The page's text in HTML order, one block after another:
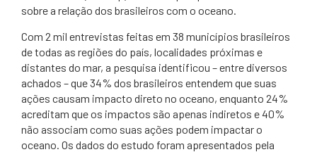
sobre a relação dos brasileiros com o oceano.
Com 2 mil entrevistas feitas em 38 municípios brasileiros
de todas as regiões do país, localidades próximas e
distantes do mar, a pesquisa identificou – entre diversos
achados – que 34% dos brasileiros entendem que suas
ações causam impacto direto no oceano, enquanto 24%
acreditam que os impactos são apenas indiretos e 40%
não associam como suas ações podem impactar o
oceano. Os dados do estudo foram apresentados pela